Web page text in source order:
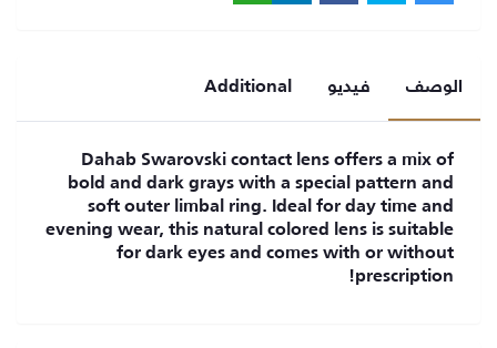
الوصف فيديو Additional
Dahab Swarovski contact lens offers a mix of
bold and dark grays with a special pattern and
soft outer limbal ring. Ideal for day time and
evening wear, this natural colored lens is suitable
for dark eyes and comes with or without
prescription!